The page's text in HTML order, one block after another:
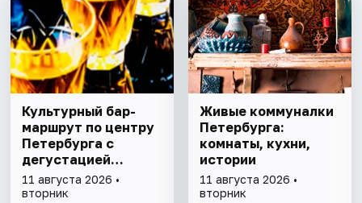
Культурный бар-
маршрут по центру
Петербурга с
дегустацией
питерских настоек
11 августа 2026 •
вторник
Живые коммуналки
Петербурга:
комнаты, кухни,
истории
11 августа 2026 •
вторник